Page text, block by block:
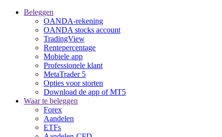
Beleggen
OANDA-rekening
OANDA stocks account
TradingView
Rentepercentage
Mobiele app
Professionele klant
MetaTrader 5
Opties voor storten
Download de app of MT5
Waar te beleggen
Forex
Aandelen
ETFs